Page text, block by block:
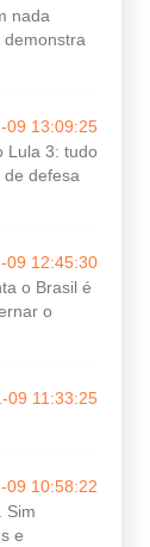
nada
09 13:09:25
Lula 3: tudo
defesa
09 12:45:30
o Brasil é
o
09 11:33:25
09 10:58:22
Sim
e